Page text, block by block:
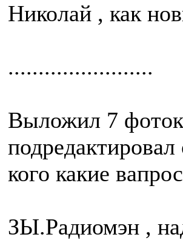
Николай , как
........................
Выложил 7 фоток
кого какие
ЗЫ.Радиомэн ,